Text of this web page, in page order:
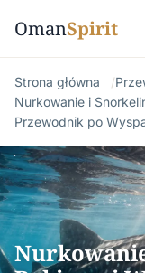
OmanSpirit
Strona główna
Nurkowanie i
Przewodnik po